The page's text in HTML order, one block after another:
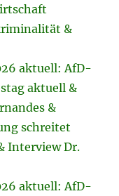
&
aktuell: AfD-
aktuell &
&
schreitet
Interview Dr.
aktuell: AfD-